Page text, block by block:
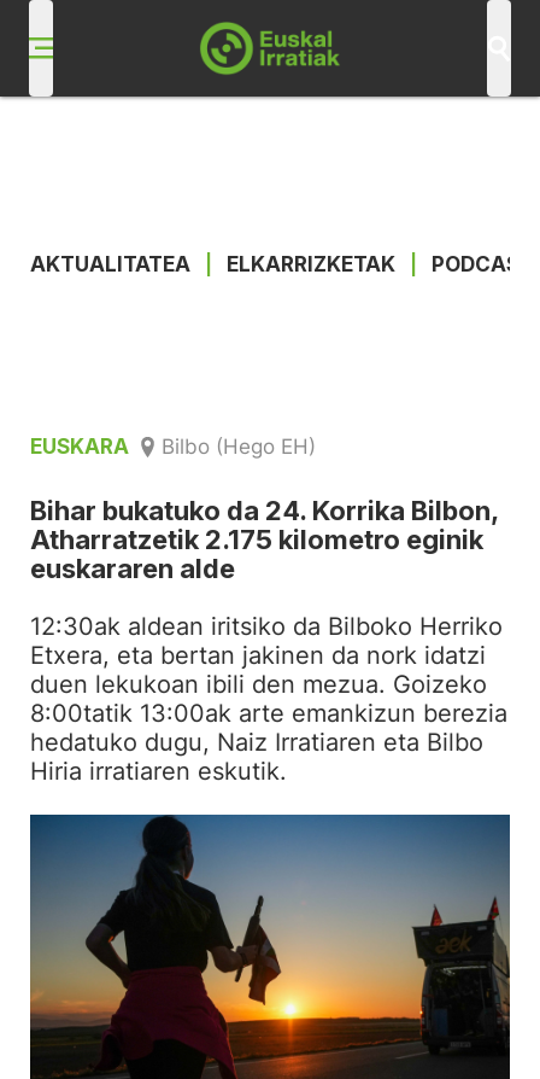
AKTUALITATEA ELKARRIZKETAK
EUSKARA Bilbo (Hego EH)
Bihar bukatuko da 24. Korrika Bilbon,
Atharratzetik 2.175 kilometro eginik
euskararen alde
12:30ak aldean iritsiko da Bilboko Herriko
Etxera, eta bertan jakinen da nork idatzi
duen lekukoan ibili den mezua. Goizeko
8:00tatik 13:00ak arte emankizun berezia
hedatuko dugu, Naiz Irratiaren eta Bilbo
Hiria irratiaren eskutik.